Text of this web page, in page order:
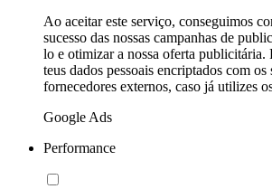
Ao aceitar este serviço, conseguimos
sucesso das nossas campanhas de
lo e otimizar a nossa oferta publicitária.
teus dados pessoais encriptados com os
fornecedores externos, caso já utilizes
Google Ads
Performance